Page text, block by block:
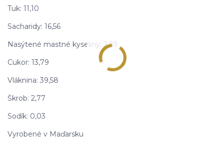
Tuk: 11,10
Sacharidy: 16,56
Nasýtené mastné kyseliny: 2,69
Cukor: 13,79
Vláknina: 39,58
Škrob: 2,77
Sodík: 0,03
Vyrobené v Maďarsku